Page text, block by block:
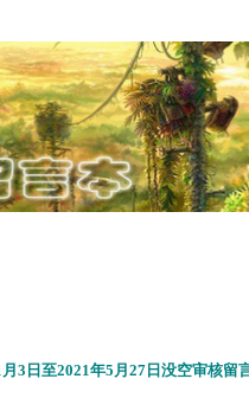
3日至2021年5月27日没空审核留